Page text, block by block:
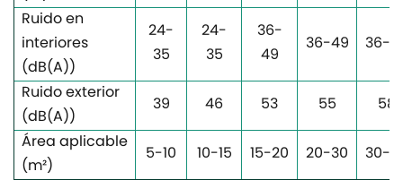
Ruido en
interiores
(dB(A))
24-
35
24-
35
36-
49
36-49 36-
Ruido exterior
(dB(A))
39 46 53 55
58
Área aplicable
(m²)
5-10 10-15 15-20 20-30
30-